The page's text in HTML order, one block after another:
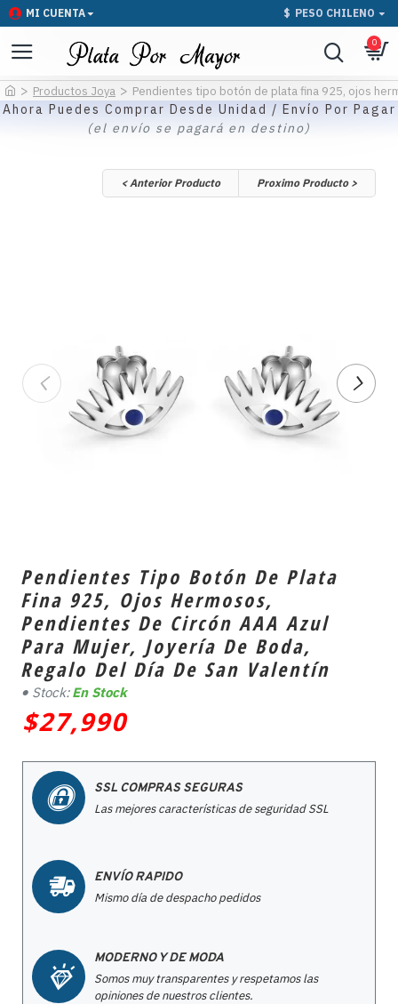
MI CUENTA $ PESO CHILENO
0
Productos Joya Pendientes tipo botón de plata fina 925, ojos
Ahora Puedes Comprar Desde Unidad / Envío Por Pagar
(el envío se pagará en destino)
< Anterior Producto Proximo Producto >
Pendientes Tipo Botón De Plata
Fina 925, Ojos Hermosos,
Pendientes De Circón AAA Azul
Para Mujer, Joyería De Boda,
Regalo Del Día De San Valentín
$27,990
Stock: En Stock
SSL COMPRAS SEGURAS
Las mejores características de seguridad SSL
ENVÍO RAPIDO
Mismo día de despacho pedidos
MODERNO Y DE MODA
Somos muy transparentes y respetamos las
opiniones de nuestros clientes.